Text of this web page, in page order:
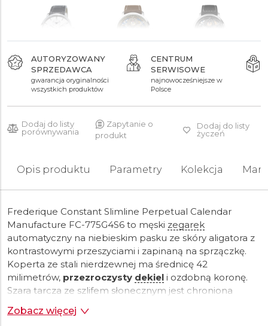
30 730 zł 44 890 zł 52 790 zł
AUTORYZOWANY
SPRZEDAWCA
gwarancja oryginalności
wszystkich produktów
CENTRUM
SERWISOWE
najnowocześniejsze w
Polsce
Dodaj do listy
porównywania
Zapytanie o
produkt
Dodaj do listy
życzeń
Opis produktu Parametry Kolekcja
Frederique Constant Slimline Perpetual Calendar
Manufacture FC-775G4S6 to męski zegarek
automatyczny na niebieskim pasku ze skóry aligatora z
kontrastowymi przeszyciami i zapinaną na sprzączkę.
Koperta ze stali nierdzewnej ma średnicę 42
milimetrów, przezroczysty dekiel i ozdobną koronę.
Szara tarcza ze szlifem słonecznym jest chroniona
indeksy godzin uzupełniają eleganckie
Zobacz więcej